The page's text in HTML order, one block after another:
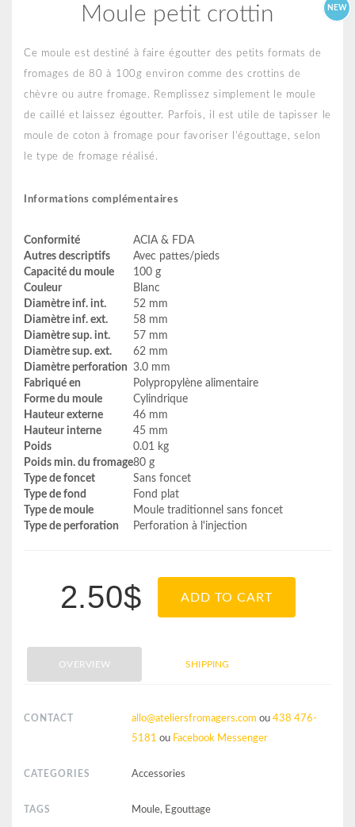
Moule petit crottin NEW
Ce moule est destiné à faire égoutter des petits formats de
fromages de 80 à 100g environ comme des crottins de
chèvre ou autre fromage. Remplissez simplement le moule
de caillé et laissez égoutter. Parfois, il est utile de tapisser le
moule de coton à fromage pour favoriser l'égouttage, selon
le type de fromage réalisé.
Informations complémentaires
Conformité
ACIA & FDA
Autres descriptifs
Avec pattes/pieds
Capacité du moule
100 g
Couleur
Blanc
Diamètre inf. int.
52 mm
Diamètre inf. ext.
58 mm
Diamètre sup. int.
57 mm
Diamètre sup. ext.
62 mm
Diamètre perforation 3.0 mm
Fabriqué en
Polypropylène alimentaire
Forme du moule
Cylindrique
Hauteur externe
46 mm
Hauteur interne
45 mm
Poids
0.01 kg
Poids min. du fromage80 g
Type de foncet
Sans foncet
Type de fond
Fond plat
Type de moule
Moule traditionnel sans foncet
Type de perforation
Perforation à l'injection
2.50$ ADD TO CART
OVERVIEW SHIPPING
CONTACT allo@ateliersfromagers.com ou 438 476-
5181 ou Facebook Messenger
CATEGORIES Accessories
TAGS Moule, Egouttage